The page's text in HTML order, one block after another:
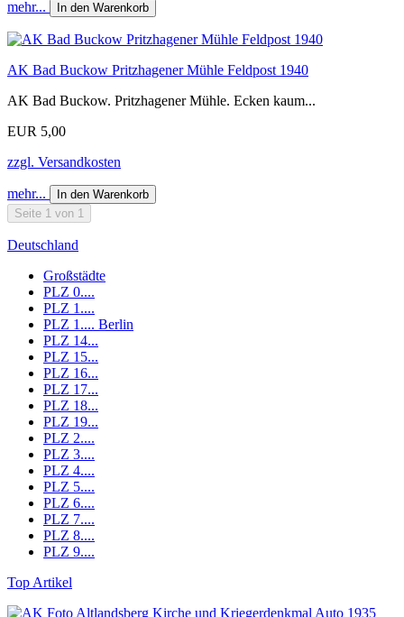
mehr... In den Warenkorb
AK Bad Buckow Pritzhagener Mühle Feldpost 1940
AK Bad Buckow. Pritzhagener Mühle. Ecken kaum...
EUR 5,00
zzgl. Versandkosten
mehr...
In den Warenkorb
Seite 1 von 1
Deutschland
Großstädte
PLZ 0....
PLZ 1....
PLZ 1.... Berlin
PLZ 14...
PLZ 15...
PLZ 16...
PLZ 17...
PLZ 18...
PLZ 19...
PLZ 2....
PLZ 3....
PLZ 4....
PLZ 5....
PLZ 6....
PLZ 7....
PLZ 8....
PLZ 9....
Top Artikel